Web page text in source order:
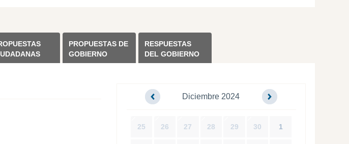
PROPUESTAS DE
GOBIERNO
RESPUESTAS
DEL GOBIERNO
Diciembre 2024
25 26 27 28 29 30 1